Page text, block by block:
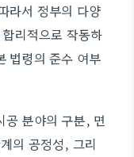
라서 정부의 다양
리적으로 작동하
법령의 준수 여부
공 분야의 구분, 면
의 공정성, 그리